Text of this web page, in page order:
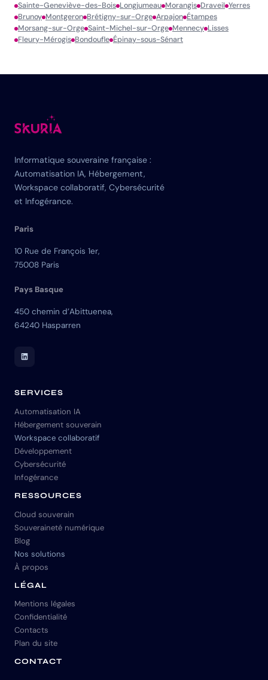
Sainte-Geneviève-des-Bois Longjumeau Morangis Draveil Yerres
Brunoy Montgeron Brétigny-sur-Orge Arpajon Étampes
Morsang-sur-Orge Saint-Michel-sur-Orge Mennecy Lisses
Fleury-Mérogis Bondoufle Épinay-sous-Sénart
Informatique souveraine française :
Automatisation IA, Hébergement,
Workspace collaboratif, Cybersécurité
et Infogérance.
Paris
10 Rue de François 1er,
75008 Paris
Pays Basque
450 chemin d’Abittuenea,
64240 Hasparren
LinkedIn Skuria
SERVICES
Automatisation IA
Hébergement souverain
Workspace collaboratif
Développement
Cybersécurité
Infogérance
RESSOURCES
Cloud souverain
Souveraineté numérique
Blog
Nos solutions
À propos
LÉGAL
Mentions légales
Confidentialité
Contacts
Plan du site
CONTACT